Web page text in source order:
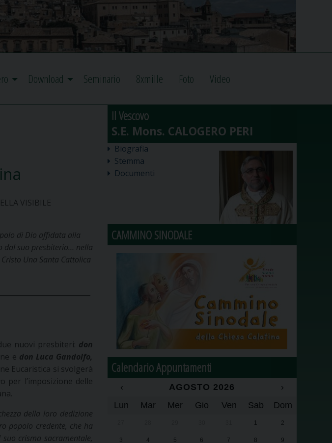
Download Seminario 8xmille Foto Video
VISIBILE
di Dio affidata alla
dal suo presbiterio… nella
Una Santa Cattolica
nuovi presbiteri: don
e don Luca Gandolfo,
Eucaristica si svolgerà
per l’imposizione delle
della loro dedizione
popolo credente, che ha
crisma sacramentale,
Il Vescovo
Biografia
Stemma
Documenti
CAMMINO SINODALE
Calendario Appuntamenti
‹ AGOSTO 2026
›
Lun
Mar Mer Gio Ven Sab Dom
1 2
3 4 5 6 7 8 9